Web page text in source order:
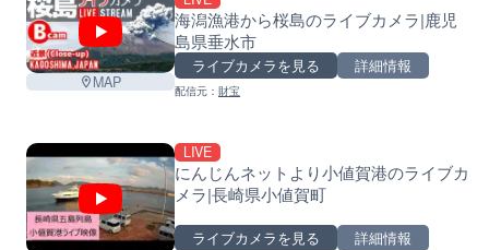
MAP
海潟漁港から桜島のライブカメラ|鹿児
島県垂水市
ライブカメラを見る 詳細情報
配信元： 財宝
LIVE
にんじんネットより小値賀港のライブカ
メラ|長崎県小値賀町
ライブカメラを見る 詳細情報